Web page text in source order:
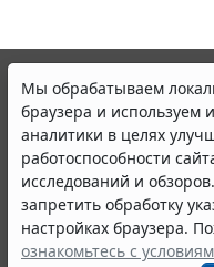
Мы обрабатываем
браузера и используем
аналитики в целях
работоспособности
исследований и
запретить обработку
настройках браузера.
ознакомьтесь с
© ООО "НПП "ГАРАНТ-
участниками
Все права на
Полное или частичное
Правила использования
Портал ГАРАНТ.РУ
надзору в сфере
(Роскомнадзором), Эл №